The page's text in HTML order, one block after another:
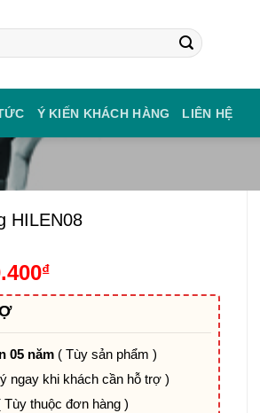
Ý KIẾN KHÁCH HÀNG LIÊN HỆ
HILEN08
₫Giá
hiện
là:
3.920.400₫.
05 năm ( Tùy sản phẩm )
ngay khi khách cần hỗ trợ )
Tùy thuộc đơn hàng )